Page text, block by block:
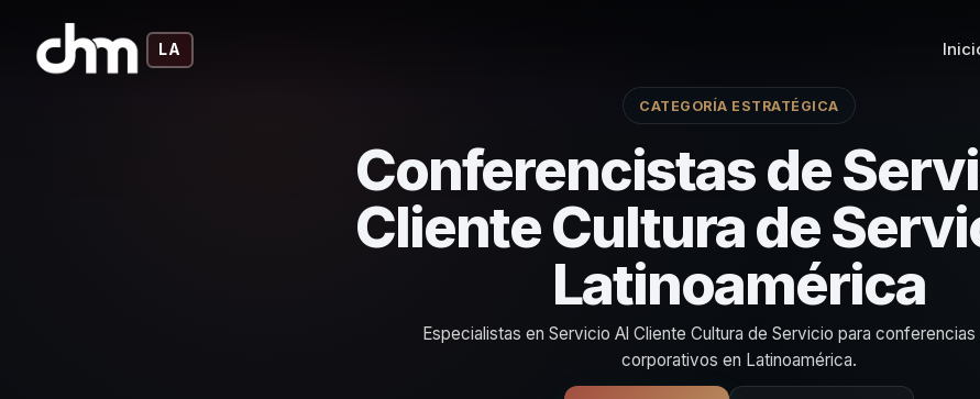
LA
CATEGORÍA ESTRATÉGICA
Conferencistas de
Cliente Cultura de
Latinoamérica
Especialistas en Servicio Al Cliente Cultura de Servicio para
corporativos en Latinoamérica.